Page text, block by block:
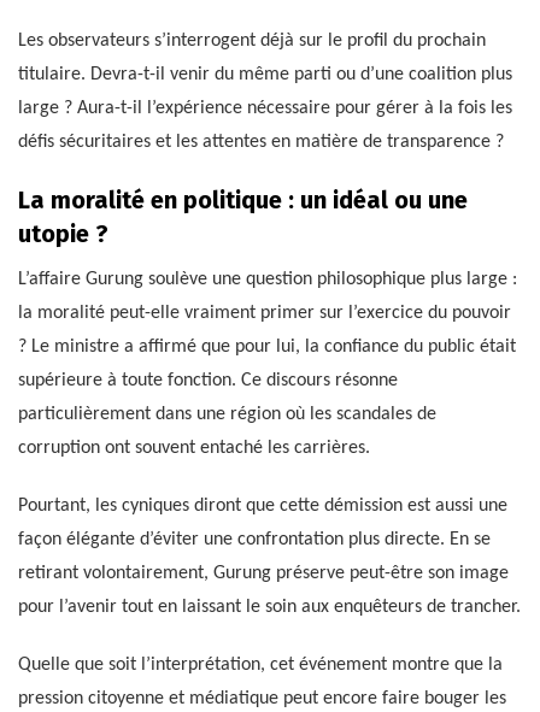
Les observateurs s’interrogent déjà sur le profil du prochain
titulaire. Devra-t-il venir du même parti ou d’une coalition plus
large ? Aura-t-il l’expérience nécessaire pour gérer à la fois les
défis sécuritaires et les attentes en matière de transparence ?
La moralité en politique : un idéal ou une
utopie ?
L’affaire Gurung soulève une question philosophique plus large :
la moralité peut-elle vraiment primer sur l’exercice du pouvoir
? Le ministre a affirmé que pour lui, la confiance du public était
supérieure à toute fonction. Ce discours résonne
particulièrement dans une région où les scandales de
corruption ont souvent entaché les carrières.
Pourtant, les cyniques diront que cette démission est aussi une
façon élégante d’éviter une confrontation plus directe. En se
retirant volontairement, Gurung préserve peut-être son image
pour l’avenir tout en laissant le soin aux enquêteurs de trancher.
Quelle que soit l’interprétation, cet événement montre que la
pression citoyenne et médiatique peut encore faire bouger les